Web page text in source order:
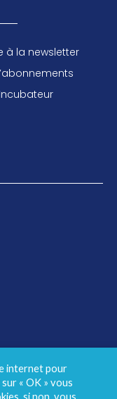
à la newsletter
internet pour
« OK » vous
si non, vous